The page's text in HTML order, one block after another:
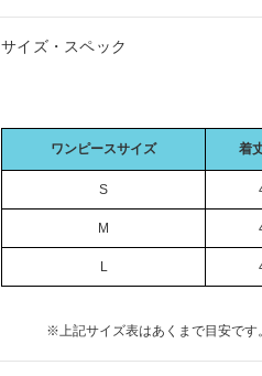
サイズ・スペック
ワンピースサイズ 着
S
M
L
※上記サイズ表はあくまで目安です